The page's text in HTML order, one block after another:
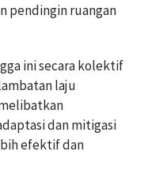
pendingin ruangan
ini secara kolektif
laju
dan mitigasi
efektif dan